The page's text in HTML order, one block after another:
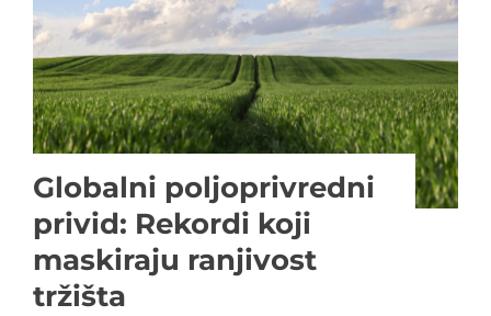
Globalni poljoprivredni
privid: Rekordi koji
maskiraju ranjivost
tržišta